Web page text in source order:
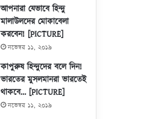
আপনারা যেভাবে হিন্দু
মালাউলদের মোকাবেলা
করবেন! [PICTURE]
নভেম্বর ১১, ২০১৯
কাপুরুষ হিন্দুদের বলে দিন!
ভারতের মুসলমানরা ভারতেই
থাকবে… [PICTURE]
নভেম্বর ১১, ২০১৯